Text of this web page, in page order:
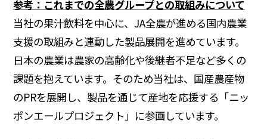
参考：これまでの全農グループとの取組みについて
当社の果汁飲料を中心に、JA全農が進める国内農業
支援の取組みと連動した製品展開を進めています。
日本の農業は農家の高齢化や後継者不足など多くの
課題を抱えています。そのため当社は、国産農産物
のPRを展開し、製品を通じて産地を応援する「ニッ
ポンエールプロジェクト」に参画しています。